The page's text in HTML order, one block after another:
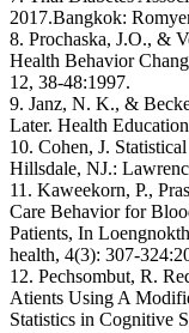
2017.Bangkok:
8. Prochaska, J.O., &
Health Behavior
12, 38-48:1997.
9. Janz, N. K., &
Later. Health
10. Cohen, J.
Hillsdale, NJ.:
11. Kaweekorn, P.,
Care Behavior for
Patients, In
health, 4(3): 307-
12. Pechsombut, R.
Atients Using A
Statistics in Cognitive